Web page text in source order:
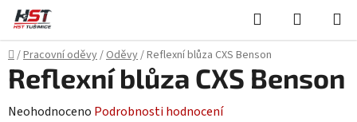
Přejít
obsah
Hledat
KOŠÍK
Domů
/Pracovní oděvy/Oděvy/Reflexní blůza CXS Benson
Reflexní blůza CXS Benson
Průměrné
Neohodnoceno Podrobnosti hodnocení